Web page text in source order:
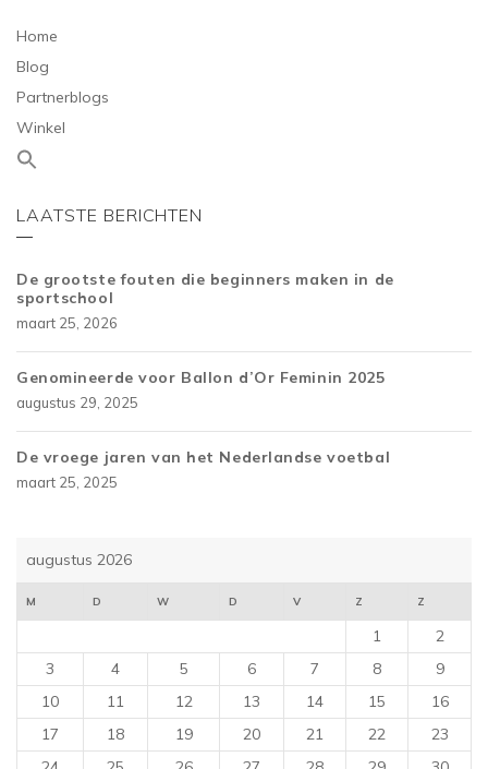
Home
Blog
Partnerblogs
Winkel
LAATSTE BERICHTEN
De grootste fouten die beginners maken in de
sportschool
maart 25, 2026
Genomineerde voor Ballon d’Or Feminin 2025
augustus 29, 2025
De vroege jaren van het Nederlandse voetbal
maart 25, 2025
augustus 2026
M D W D V Z Z
1
2
3
4 5 6 7 8
9
10
11 12 13 14 15
16
17
18 19 20 21 22
23